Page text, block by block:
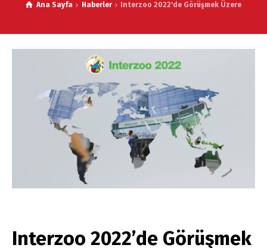
Ana Sayfa Haberler Interzoo 2022'de Görüşmek Üzere
Interzoo 2022’de Görüşmek